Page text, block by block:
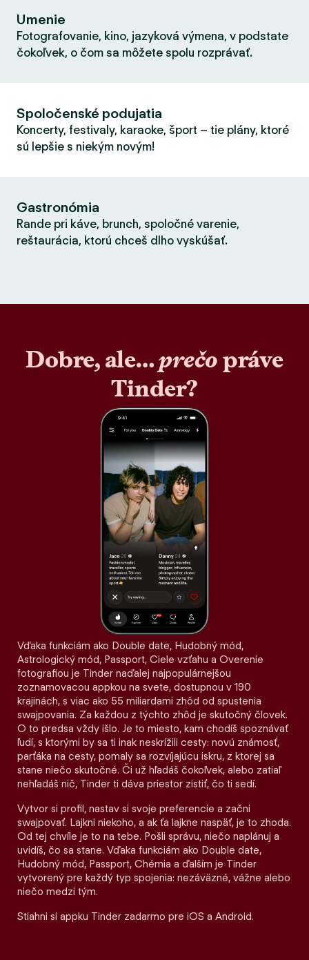
Umenie
Fotografovanie, kino, jazyková výmena, v podstate
čokoľvek, o čom sa môžete spolu rozprávať.
Spoločenské podujatia
Koncerty, festivaly, karaoke, šport – tie plány, ktoré
sú lepšie s niekým novým!
Gastronómia
Rande pri káve, brunch, spoločné varenie,
reštaurácia, ktorú chceš dlho vyskúšať.
Dobre, ale…prečopráve
Tinder?
Vďaka funkciám ako Double date, Hudobný mód,
Astrologický mód, Passport, Ciele vzťahu a Overenie
fotografiou je Tinder naďalej najpopulárnejšou
zoznamovacou appkou na svete, dostupnou v 190
krajinách, s viac ako 55 miliardami zhôd od spustenia
swajpovania. Za každou z týchto zhôd je skutočný človek.
O to predsa vždy išlo. Je to miesto, kam chodíš spoznávať
ľudí, s ktorými by sa ti inak neskrížili cesty: novú známosť,
parťáka na cesty, pomaly sa rozvíjajúcu iskru, z ktorej sa
stane niečo skutočné. Či už hľadáš čokoľvek, alebo zatiaľ
nehľadáš nič, Tinder ti dáva priestor zistiť, čo ti sedí.
Vytvor si profil, nastav si svoje preferencie a začni
swajpovať. Lajkni niekoho, a ak ťa lajkne naspäť, je to zhoda.
Od tej chvíle je to na tebe. Pošli správu, niečo naplánuj a
uvidíš, čo sa stane. Vďaka funkciám ako Double date,
Hudobný mód, Passport, Chémia a ďalším je Tinder
vytvorený pre každý typ spojenia: nezáväzné, vážne alebo
niečo medzi tým.
Stiahni si appku Tinder zadarmo pre iOS a Android.